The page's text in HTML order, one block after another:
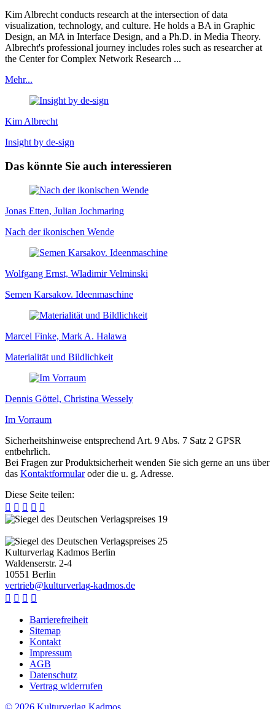
Kim Albrecht conducts research at the intersection of data
visualization, technology, and culture. He holds a BA in Graphic
Design, an MA in Interface Design, and a Ph.D. in Media Theory.
Albrecht's professional journey includes roles such as researcher at
the Center for Complex Network Research ...
Mehr...
Kim Albrecht
Insight by de-sign
Das könnte Sie auch interessieren
Jonas Etten, Julian Jochmaring
Nach der ikonischen Wende
Wolfgang Ernst, Wladimir Velminski
Semen Karsakov. Ideenmaschine
Marcel Finke, Mark A. Halawa
Materialität und Bildlichkeit
Dennis Göttel, Christina Wessely
Im Vorraum
Sicherheitshinweise entsprechend Art. 9 Abs. 7 Satz 2 GPSR
entbehrlich.
Bei Fragen zur Produktsicherheit wenden Sie sich gerne an uns über
das Kontaktformularoder die u. g. Adresse.
Diese Seite teilen:
    
Kulturverlag Kadmos Berlin
Waldenserstr. 2-4
10551 Berlin
vertrieb@kulturverlag-kadmos.de
   
Barrierefreiheit
Sitemap
Kontakt
Impressum
AGB
Datenschutz
Vertrag widerrufen
© 2026 Kulturverlag Kadmos